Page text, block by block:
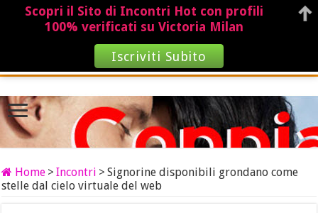
Home > Incontri > Signorine disponibili grondano come
stelle dal cielo virtuale del web
Scopri il Sito di Incontri Hot con profili
100% verificati su Victoria Milan
Iscriviti Subito